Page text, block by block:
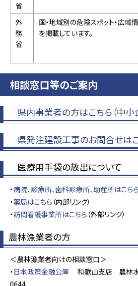
省
外
務
省
国・地域別の危険スポット・広域
を掲載しています。
相談窓口等のご案内
県内事業者の方はこちら（中小
県発注建設工事のお問合せは
医療用手袋の放出について
・病院、診療所、歯科診療所、助産所はこちら
・薬局はこちら （内部リンク）
・訪問看護事業所はこちら （外部リンク）
農林漁業者の方
＜農林漁業者向けの相談窓口＞
・ 日本政策金融公庫 和歌山支店 農林
0644